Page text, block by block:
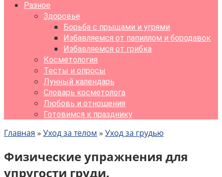
Разное
Здоровье
Борьба с прыщами и угрями
Избавляемся от папиллом и бородавок
Избавляемся от грибка
Косметология
Тесты и опросы
Лунный календарь
Словарь косметолога
Любовь и отношения
Готовимся к празднику
Главная » Уход за телом » Уход за грудью
Физические упражнения для
упругости груди.